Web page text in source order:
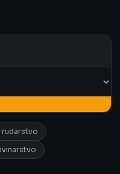
rudarstvo